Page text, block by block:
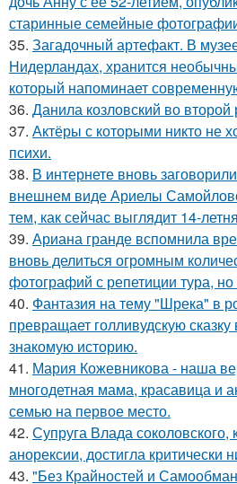
старинные семейные
35. Загадочный артефакт. В
Нидерландах, хранится
который напоминает
36. Данила козловский во второй
37. Актёры с которыми никто не
психи.
38. В интернете вновь
внешнем виде Ариелы
тем, как сейчас выглядит 14-
39. Ариана гранде вспомнила
вновь делиться огромным
фотографий с репетиции тура, но
40. Фантазия на тему "Шрека" в
превращает голливудскую
знакомую историю.
41. Мария Кожевникова - наша
многодетная мама, красавица и
семью на первое место.
42. Супруга Влада
анорексии, достигла критически
43. "Без Крайностей и